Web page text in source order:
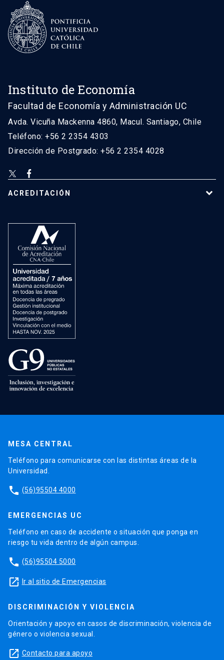
Instituto de Economía
Facultad de Economía y Administración UC
Avda. Vicuña Mackenna 4860, Macul. Santiago, Chile
Teléfono: +56 2 2354 4303
Dirección de Postgrado: +56 2 2354 4028
ACREDITACIÓN
MESA CENTRAL
Teléfono para comunicarse con las distintas áreas de la
Universidad.
phone (56)95504 4000
EMERGENCIAS UC
Teléfono en caso de accidente o situación que ponga en
riesgo tu vida dentro de algún campus.
phone (56)95504 5000
launch Ir al sitio de Emergencias
DISCRIMINACIÓN Y VIOLENCIA
Orientación y apoyo en casos de discriminación, violencia de
género o violencia sexual.
launch Contacto para apoyo